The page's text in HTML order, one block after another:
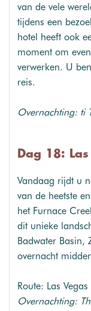
van de vele
tijdens een
hotel heeft ook
moment om
verwerken. U
reis.
Overnachting: ti
Dag 18:
Vandaag rijdt u
van de heetste
het Furnace
dit unieke
Badwater Basin,
overnacht
Route: Las
Overnachting: